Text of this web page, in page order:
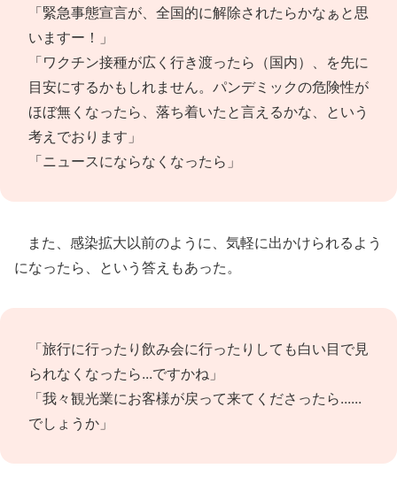
「緊急事態宣言が、全国的に解除されたらかなぁと思
いますー！」
「ワクチン接種が広く行き渡ったら（国内）、を先に
目安にするかもしれません。パンデミックの危険性が
ほぼ無くなったら、落ち着いたと言えるかな、という
考えでおります」
「ニュースにならなくなったら」
また、感染拡大以前のように、気軽に出かけられるよう
になったら、という答えもあった。
「旅行に行ったり飲み会に行ったりしても白い目で見
られなくなったら...ですかね」
「我々観光業にお客様が戻って来てくださったら......
でしょうか」